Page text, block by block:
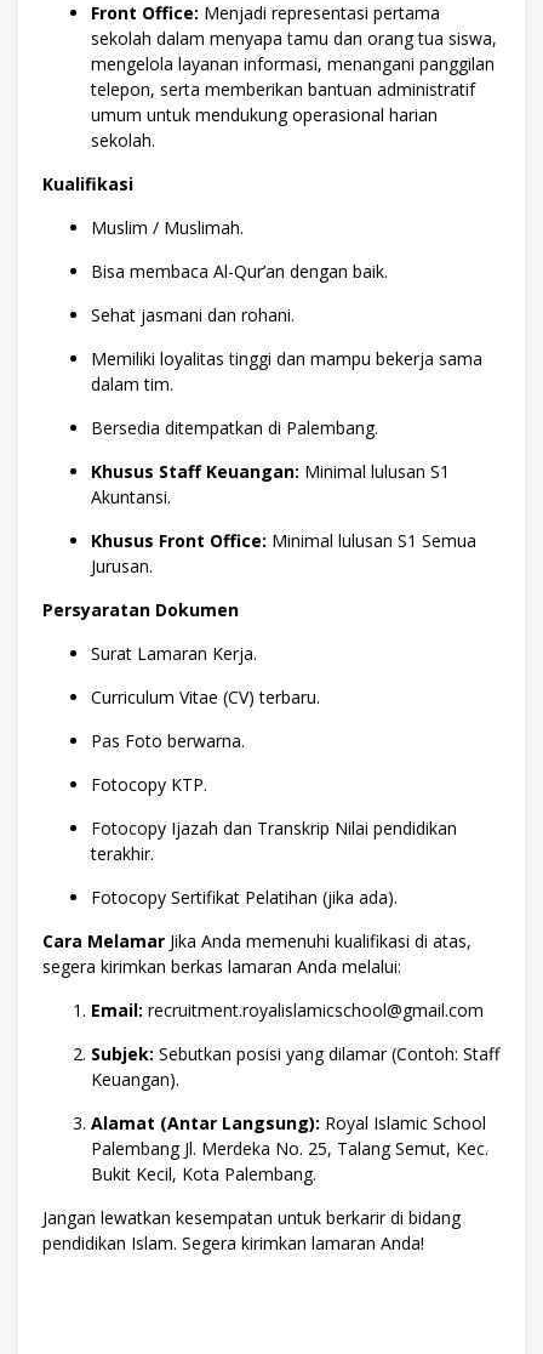
Front Office: Menjadi representasi pertama
sekolah dalam menyapa tamu dan orang tua siswa,
mengelola layanan informasi, menangani panggilan
telepon, serta memberikan bantuan administratif
umum untuk mendukung operasional harian
sekolah.
Kualifikasi
Muslim / Muslimah.
Bisa membaca Al-Qur’an dengan baik.
Sehat jasmani dan rohani.
Memiliki loyalitas tinggi dan mampu bekerja sama
dalam tim.
Bersedia ditempatkan di Palembang.
Khusus Staff Keuangan: Minimal lulusan S1
Akuntansi.
Khusus Front Office: Minimal lulusan S1 Semua
Jurusan.
Persyaratan Dokumen
Surat Lamaran Kerja.
Curriculum Vitae (CV) terbaru.
Pas Foto berwarna.
Fotocopy KTP.
Fotocopy Ijazah dan Transkrip Nilai pendidikan
terakhir.
Fotocopy Sertifikat Pelatihan (jika ada).
Cara Melamar Jika Anda memenuhi kualifikasi di atas,
segera kirimkan berkas lamaran Anda melalui:
Email: recruitment.royalislamicschool@gmail.com
Subjek: Sebutkan posisi yang dilamar (Contoh: Staff
Keuangan).
Alamat (Antar Langsung): Royal Islamic School
Palembang Jl. Merdeka No. 25, Talang Semut, Kec.
Bukit Kecil, Kota Palembang.
Jangan lewatkan kesempatan untuk berkarir di bidang
pendidikan Islam. Segera kirimkan lamaran Anda!